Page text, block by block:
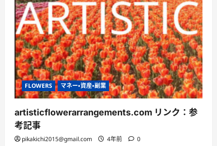
FLOWERS マネー・資産・副業
artisticflowerarrangements.com リンク：参
考記事
pikakichi2015@gmail.com 4年前 0